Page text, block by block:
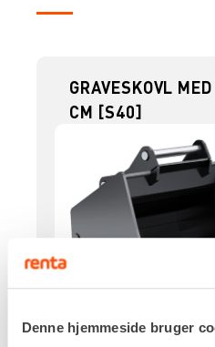
Denne hjemmeside bruger
GRAVESKOVL
CM [S40]